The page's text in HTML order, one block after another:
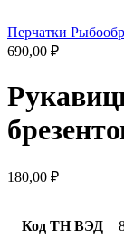
Перчатки
690,00 ₽
180,00 ₽
Код ТН ВЭД